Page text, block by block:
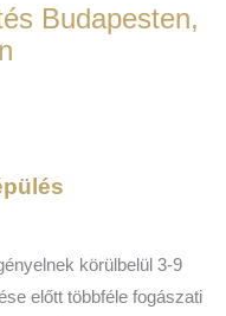
Budapesten,
körülbelül 3-9
előtt többféle fogászati